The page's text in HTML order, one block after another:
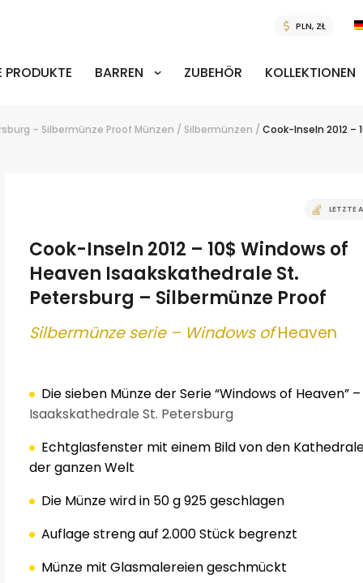
PRODUKTE BARREN ZUBEHÖR KOLLEKTIONEN
– Silbermünze Proof Münzen / Silbermünzen / Cook-Inseln 2012 –
LETZTE
Cook-Inseln 2012 – 10$ Windows of
Heaven Isaakskathedrale St.
Petersburg – Silbermünze Proof
Silbermünze serie – Windows ofHeaven
Die sieben Münzeder Serie“Windowsof Heaven” –
Isaakskathedrale St. Petersburg
Echtglasfenster mit einem Bildvon den
der ganzen Welt
Die Münze wirdin 50 g925geschlagen
Auflagestreng auf 2.000 Stück begrenzt
Münze mit Glasmalereiengeschmückt